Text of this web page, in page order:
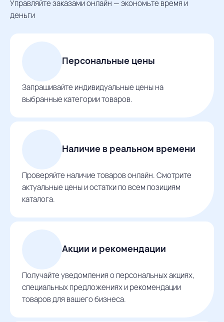
Управляйте заказами онлайн — экономьте время и
деньги
Персональные цены
Запрашивайте индивидуальные цены на
выбранные категории товаров.
Наличие в реальном времени
Проверяйте наличие товаров онлайн. Смотрите
актуальные цены и остатки по всем позициям
каталога.
Акции и рекомендации
Получайте уведомления о персональных акциях,
специальных предложениях и рекомендации
товаров для вашего бизнеса.